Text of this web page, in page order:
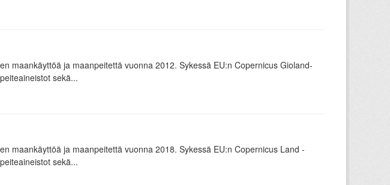
maankäyttöä ja maanpeitettä vuonna 2012. Sykessä EU:n Copernicus Gioland-
sekä...
maankäyttöä ja maanpeitettä vuonna 2018. Sykessä EU:n Copernicus Land -
sekä...